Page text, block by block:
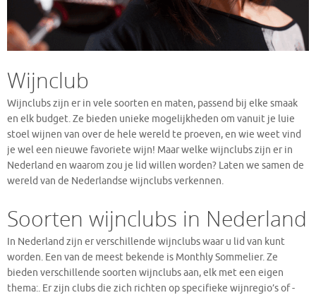
Wijnclub
Wijnclubs zijn er in vele soorten en maten, passend bij elke smaak
en elk budget. Ze bieden unieke mogelijkheden om vanuit je luie
stoel wijnen van over de hele wereld te proeven, en wie weet vind
je wel een nieuwe favoriete wijn! Maar welke wijnclubs zijn er in
Nederland en waarom zou je lid willen worden? Laten we samen de
wereld van de Nederlandse wijnclubs verkennen.
Soorten wijnclubs in Nederland
In Nederland zijn er verschillende wijnclubs waar u lid van kunt
worden. Een van de meest bekende is Monthly Sommelier. Ze
bieden verschillende soorten wijnclubs aan, elk met een eigen
thema:. Er zijn clubs die zich richten op specifieke wijnregio’s of -